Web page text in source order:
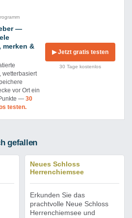
—
merken &
wetterbasiert
vor Ort ein
—30
testen.
▶ Jetzt gratis testen
30 Tage kostenlos
gefallen
Neues Schloss
Herrenchiemsee
Erkunden Sie das
prachtvolle Neue Schloss
Herrenchiemsee und